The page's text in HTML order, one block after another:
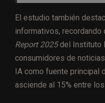
El estudio también
informativos, recordando
Report 2025del Instituto
consumidores de
IA como fuente principal
asciende al 15% entre